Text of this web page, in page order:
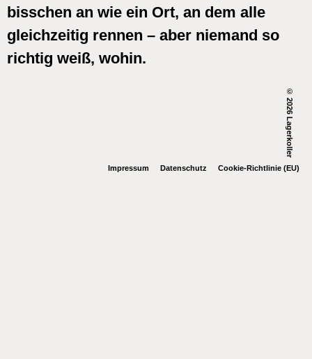
bisschen an wie ein Ort, an dem alle
gleichzeitig rennen – aber niemand so
richtig weiß, wohin.
© 2026 Lagerkoller
Impressum Datenschutz Cookie-Richtlinie (EU)